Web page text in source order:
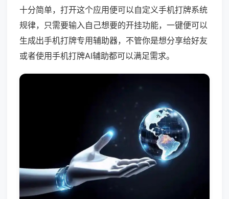
十分简单，打开这个应用便可以自定义手机打牌系统
规律，只需要输入自己想要的开挂功能，一键便可以
生成出手机打牌专用辅助器，不管你是想分享给好友
或者使用手机打牌AI辅助都可以满足需求。